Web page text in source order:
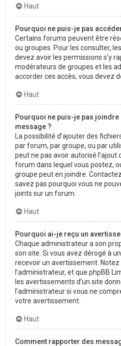
Haut
Pourquoi ne puis-je pas
Certains forums peuvent être
ou groupes. Pour les consulter,
devez avoir les permissions s’y
modérateurs de groupes et les
accorder ces accès, vous devez
Haut
Pourquoi ne puis-je pas
message ?
La possibilité d’ajouter des
par forum, par groupe, ou par
peut ne pas avoir autorisé l’ajout
forum dans lequel vous postez,
groupe peut en joindre.
savez pas pourquoi vous ne
joints sur un forum.
Haut
Pourquoi ai-je reçu un
Chaque administrateur a son
son site. Si vous avez dérogé à
recevoir un avertissement. Notez
l’administrateur, et que phpBB
les avertissements d’un site
l’administrateur si vous ne
votre avertissement.
Haut
Comment rapporter des